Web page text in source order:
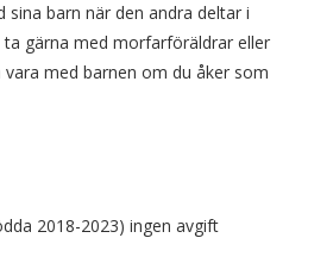
sina barn när den andra deltar i
gärna med morfarföräldrar eller
med barnen om du åker som
2018-2023) ingen avgift